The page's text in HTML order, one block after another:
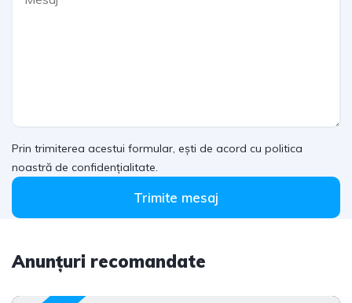
Prin trimiterea acestui formular, ești de acord cu politica
noastră de confidențialitate.
Trimite mesaj
Anunțuri recomandate